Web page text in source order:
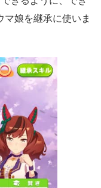
娘を継承に使いま